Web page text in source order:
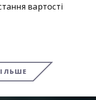
вартості